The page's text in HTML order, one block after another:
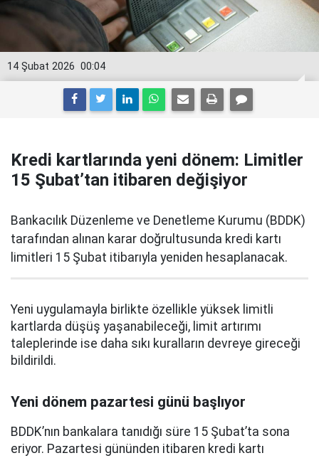
00:04
14 Şubat 2026
Kredi kartlarında yeni dönem: Limitler
15 Şubat’tan itibaren değişiyor
Bankacılık Düzenleme ve Denetleme Kurumu (BDDK)
tarafından alınan karar doğrultusunda kredi kartı
limitleri 15 Şubat itibarıyla yeniden hesaplanacak.
Yeni uygulamayla birlikte özellikle yüksek limitli
kartlarda düşüş yaşanabileceği, limit artırımı
taleplerinde ise daha sıkı kuralların devreye gireceği
bildirildi.
Yeni dönem pazartesi günü başlıyor
BDDK’nın bankalara tanıdığı süre 15 Şubat’ta sona
eriyor. Pazartesi gününden itibaren kredi kartı